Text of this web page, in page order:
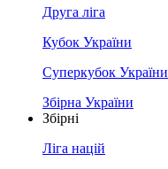
Друга ліга
Кубок України
Суперкубок України
Збірна України
Збірні
Ліга націй